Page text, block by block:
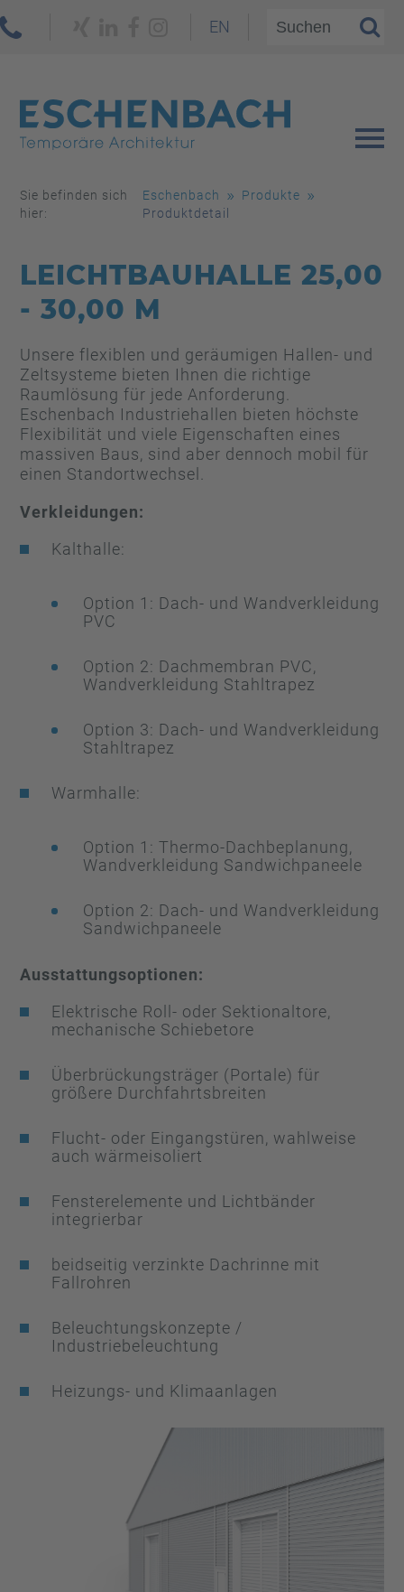
EN
Sie befinden sich
hier:
Eschenbach
Produkte
Produktdetail
LEICHTBAUHALLE 25,00
- 30,00 M
Unsere flexiblen und geräumigen Hallen- und
Zeltsysteme bieten Ihnen die richtige
Raumlösung für jede Anforderung.
Eschenbach Industriehallen bieten höchste
Flexibilität und viele Eigenschaften eines
massiven Baus, sind aber dennoch mobil für
einen Standortwechsel.
Verkleidungen:
Kalthalle:
Option 1: Dach- und Wandverkleidung
PVC
Option 2: Dachmembran PVC,
Wandverkleidung Stahltrapez
Option 3: Dach- und Wandverkleidung
Stahltrapez
Warmhalle:
Option 1: Thermo-Dachbeplanung,
Wandverkleidung Sandwichpaneele
Option 2: Dach- und Wandverkleidung
Sandwichpaneele
Ausstattungsoptionen:
Elektrische Roll- oder Sektionaltore,
mechanische Schiebetore
Überbrückungsträger (Portale) für
größere Durchfahrtsbreiten
Flucht- oder Eingangstüren, wahlweise
auch wärmeisoliert
Fensterelemente und Lichtbänder
integrierbar
beidseitig verzinkte Dachrinne mit
Fallrohren
Beleuchtungskonzepte /
Industriebeleuchtung
Heizungs- und Klimaanlagen